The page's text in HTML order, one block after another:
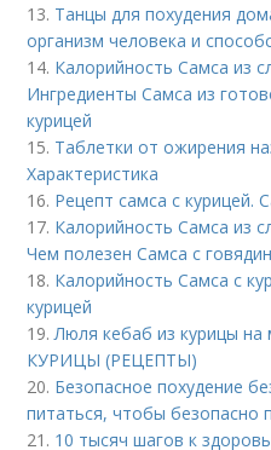
13. Танцы для похудения
организм человека и
14. Калорийность Самса из
Ингредиенты Самса из
курицей
15. Таблетки от ожирения
Характеристика
16. Рецепт самса с курицей.
17. Калорийность Самса из
Чем полезен Самса с
18. Калорийность Самса с
курицей
19. Люля кебаб из курицы
КУРИЦЫ (РЕЦЕПТЫ)
20. Безопасное похудение
питаться, чтобы безопасно
21. 10 тысяч шагов к